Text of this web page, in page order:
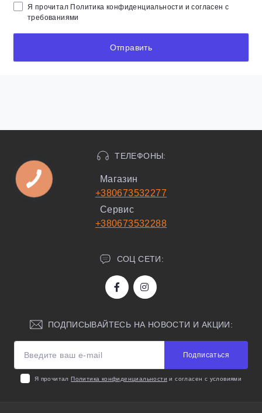
Я прочитал Политика конфиденциальности и согласен с
требованиями
Отправить
ТЕЛЕФОНЫ:
Магазин
+380673532277
Сервис
+380673532288
СОЦ СЕТИ:
ПОДПИСЫВАЙТЕСЬ НА НОВОСТИ И АКЦИИ:
Подписаться
Я прочиталПолитика конфиденциальности и согласен с условиями